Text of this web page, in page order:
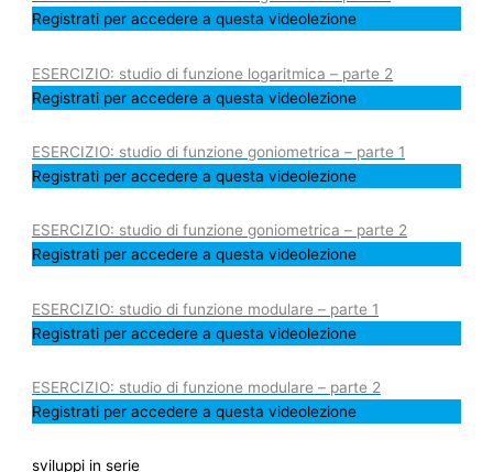
Registrati per accedere a questa videolezione
ESERCIZIO: studio di funzione logaritmica – parte 2
Registrati per accedere a questa videolezione
ESERCIZIO: studio di funzione goniometrica – parte 1
Registrati per accedere a questa videolezione
ESERCIZIO: studio di funzione goniometrica – parte 2
Registrati per accedere a questa videolezione
ESERCIZIO: studio di funzione modulare – parte 1
Registrati per accedere a questa videolezione
ESERCIZIO: studio di funzione modulare – parte 2
Registrati per accedere a questa videolezione
sviluppi in serie